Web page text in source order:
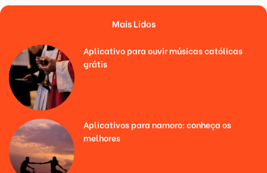
Mais Lidos
Aplicativo para ouvir músicas católicas
grátis
Aplicativos para namoro: conheça os
melhores